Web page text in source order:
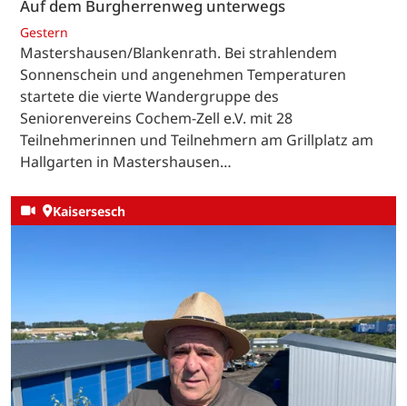
Auf dem Burgherrenweg unterwegs
Gestern
Mastershausen/Blankenrath. Bei strahlendem
Sonnenschein und angenehmen Temperaturen
startete die vierte Wandergruppe des
Seniorenvereins Cochem-Zell e.V. mit 28
Teilnehmerinnen und Teilnehmern am Grillplatz am
Hallgarten in Mastershausen…
Kaisersesch